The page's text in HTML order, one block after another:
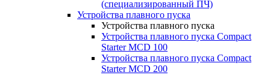
(специализированный ПЧ)
Устройства плавного пуска
Устройства плавного пуска
Устройства плавного пуска Compact
Starter MCD 100
Устройства плавного пуска Compact
Starter MCD 200